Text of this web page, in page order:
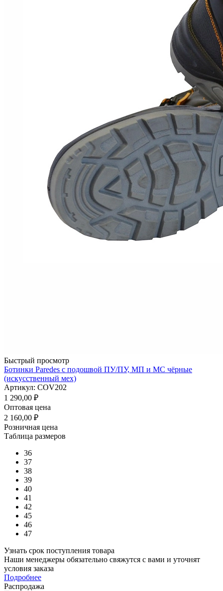
Быстрый просмотр
Ботинки Paredes с подошвой ПУ/ПУ, МП и МС чёрные
(искусственный мех)
Артикул: COV202
1 290,00 ₽
Оптовая цена
2 160,00 ₽
Розничная цена
Таблица размеров
36
37
38
39
40
41
42
45
46
47
Узнать срок поступления товара
Наши менеджеры обязательно свяжутся с вами и уточнят
условия заказа
Подробнее
Распродажа